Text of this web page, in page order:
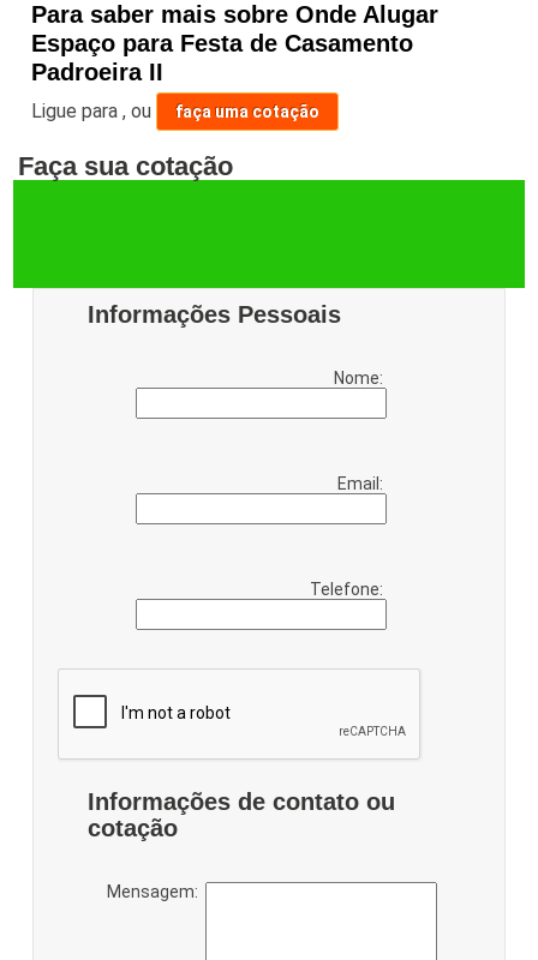
Para saber mais sobre Onde Alugar
Espaço para Festa de Casamento
Padroeira II
Ligue para,ou faça uma cotação
Faça sua cotação
Informações Pessoais
Nome:
Email:
Telefone:
Informações de contato ou
cotação
Mensagem: